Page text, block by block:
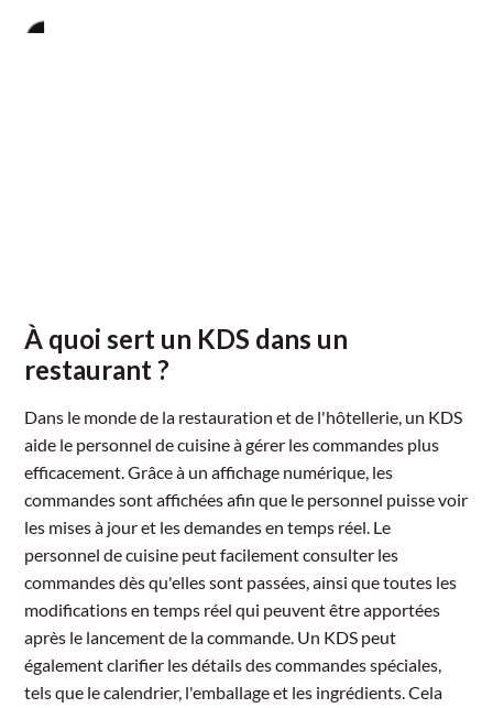
À quoi sert un KDS dans un
restaurant ?
Dans le monde de la restauration et de l'hôtellerie, un KDS
aide le personnel de cuisine à gérer les commandes plus
efficacement. Grâce à un affichage numérique, les
commandes sont affichées afin que le personnel puisse voir
les mises à jour et les demandes en temps réel. Le
personnel de cuisine peut facilement consulter les
commandes dès qu'elles sont passées, ainsi que toutes les
modifications en temps réel qui peuvent être apportées
après le lancement de la commande. Un KDS peut
également clarifier les détails des commandes spéciales,
tels que le calendrier, l'emballage et les ingrédients. Cela